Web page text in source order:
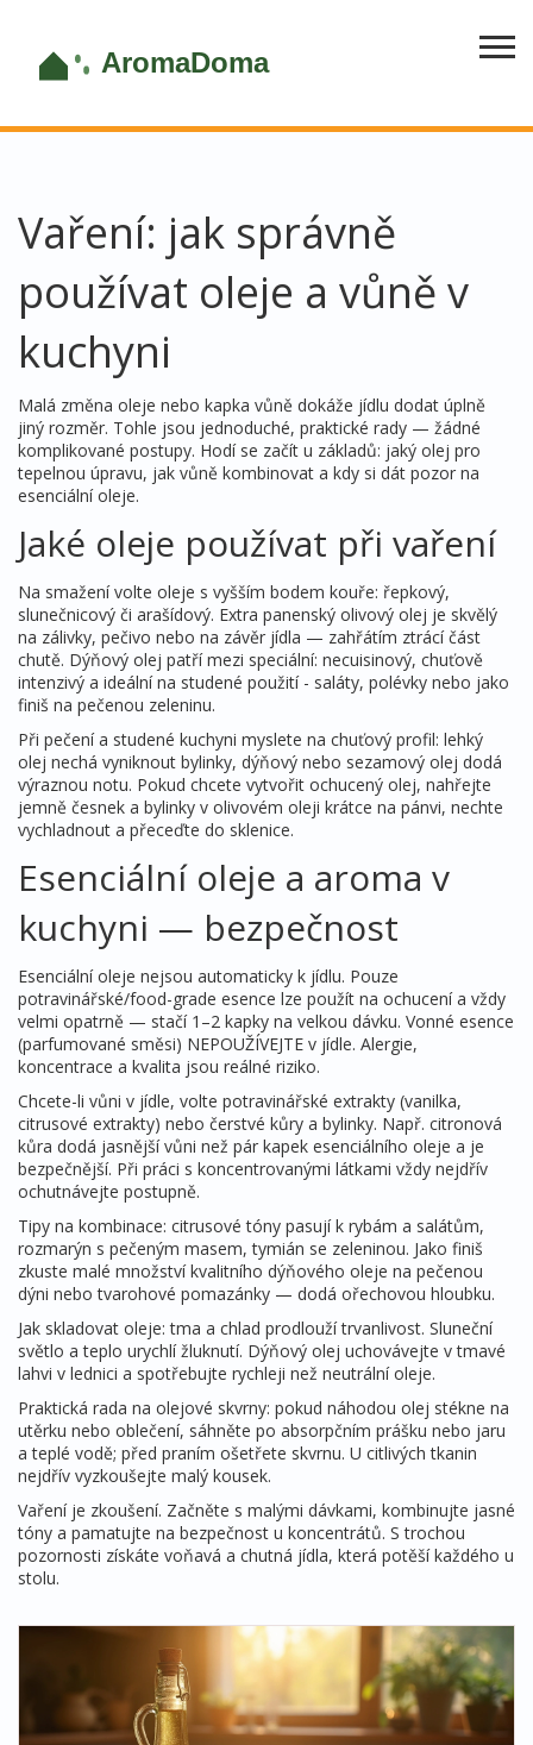
Vaření: jak správně
používat oleje a vůně v
kuchyni
Malá změna oleje nebo kapka vůně dokáže jídlu dodat úplně
jiný rozměr. Tohle jsou jednoduché, praktické rady — žádné
komplikované postupy. Hodí se začít u základů: jaký olej pro
tepelnou úpravu, jak vůně kombinovat a kdy si dát pozor na
esenciální oleje.
Jaké oleje používat při vaření
Na smažení volte oleje s vyšším bodem kouře: řepkový,
slunečnicový či arašídový. Extra panenský olivový olej je skvělý
na zálivky, pečivo nebo na závěr jídla — zahřátím ztrácí část
chutě. Dýňový olej patří mezi speciální: necuisinový, chuťově
intenzivý a ideální na studené použití - saláty, polévky nebo jako
finiš na pečenou zeleninu.
Při pečení a studené kuchyni myslete na chuťový profil: lehký
olej nechá vyniknout bylinky, dýňový nebo sezamový olej dodá
výraznou notu. Pokud chcete vytvořit ochucený olej, nahřejte
jemně česnek a bylinky v olivovém oleji krátce na pánvi, nechte
vychladnout a přeceďte do sklenice.
Esenciální oleje a aroma v
kuchyni — bezpečnost
Esenciální oleje nejsou automaticky k jídlu. Pouze
potravinářské/food-grade esence lze použít na ochucení a vždy
velmi opatrně — stačí 1–2 kapky na velkou dávku. Vonné esence
(parfumované směsi) NEPOUŽÍVEJTE v jídle. Alergie,
koncentrace a kvalita jsou reálné riziko.
Chcete-li vůni v jídle, volte potravinářské extrakty (vanilka,
citrusové extrakty) nebo čerstvé kůry a bylinky. Např. citronová
kůra dodá jasnější vůni než pár kapek esenciálního oleje a je
bezpečnější. Při práci s koncentrovanými látkami vždy nejdřív
ochutnávejte postupně.
Tipy na kombinace: citrusové tóny pasují k rybám a salátům,
rozmarýn s pečeným masem, tymián se zeleninou. Jako finiš
zkuste malé množství kvalitního dýňového oleje na pečenou
dýni nebo tvarohové pomazánky — dodá ořechovou hloubku.
Jak skladovat oleje: tma a chlad prodlouží trvanlivost. Sluneční
světlo a teplo urychlí žluknutí. Dýňový olej uchovávejte v tmavé
lahvi v lednici a spotřebujte rychleji než neutrální oleje.
Praktická rada na olejové skvrny: pokud náhodou olej stékne na
utěrku nebo oblečení, sáhněte po absorpčním prášku nebo jaru
a teplé vodě; před praním ošetřete skvrnu. U citlivých tkanin
nejdřív vyzkoušejte malý kousek.
Vaření je zkoušení. Začněte s malými dávkami, kombinujte jasné
tóny a pamatujte na bezpečnost u koncentrátů. S trochou
pozornosti získáte voňavá a chutná jídla, která potěší každého u
stolu.